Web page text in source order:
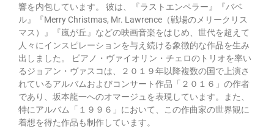
響を内包しています。 彼は、『ラストエンペラー』『バベ
ル』『Merry Christmas, Mr. Lawrence（戦場のメリークリス
マス）』『嵐が丘』などの映画音楽をはじめ、世代を超えて
人々にインスピレーションを与え続ける象徴的な作品を生み
出しました。 ピアノ・ヴァイオリン・チェロのトリオを率い
るジョアン・ヴァスコは、２０１９年以降複数の国で上演さ
れているアルバムおよびコンサート作品「２０１６」の作者
であり、坂本龍一へのオマージュを表現しています。また、
特にアルバム「１９９６」において、この作曲家の世界観に
着想を得た作品も制作しています。